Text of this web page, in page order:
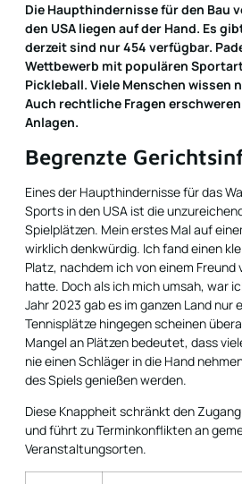
Die Haupthindernisse für den Bau
den USA liegen auf der Hand. Es
derzeit sind nur 454 verfügbar.
Wettbewerb mit populären
Pickleball. Viele Menschen wissen
Auch rechtliche Fragen
Anlagen.
Begrenzte
Eines der Haupthindernisse für das
Sports in den USA ist die
Spielplätzen. Mein erstes Mal auf
wirklich denkwürdig. Ich fand einen
Platz, nachdem ich von einem Freund
hatte. Doch als ich mich umsah, war
Jahr 2023 gab es im ganzen Land nur
Tennisplätze hingegen scheinen
Mangel an Plätzen bedeutet, dass
nie einen Schläger in die Hand
des Spiels genießen werden.
Diese Knappheit schränkt den
und führt zu Terminkonflikten an
Veranstaltungsorten.